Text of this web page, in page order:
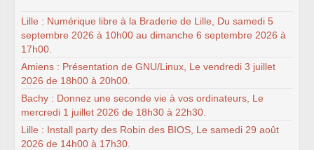
Lille : Numérique libre à la Braderie de Lille, Du samedi 5
septembre 2026 à 10h00 au dimanche 6 septembre 2026 à
17h00.
Amiens : Présentation de GNU/Linux, Le vendredi 3 juillet
2026 de 18h00 à 20h00.
Bachy : Donnez une seconde vie à vos ordinateurs, Le
mercredi 1 juillet 2026 de 18h30 à 22h30.
Lille : Install party des Robin des BIOS, Le samedi 29 août
2026 de 14h00 à 17h30.